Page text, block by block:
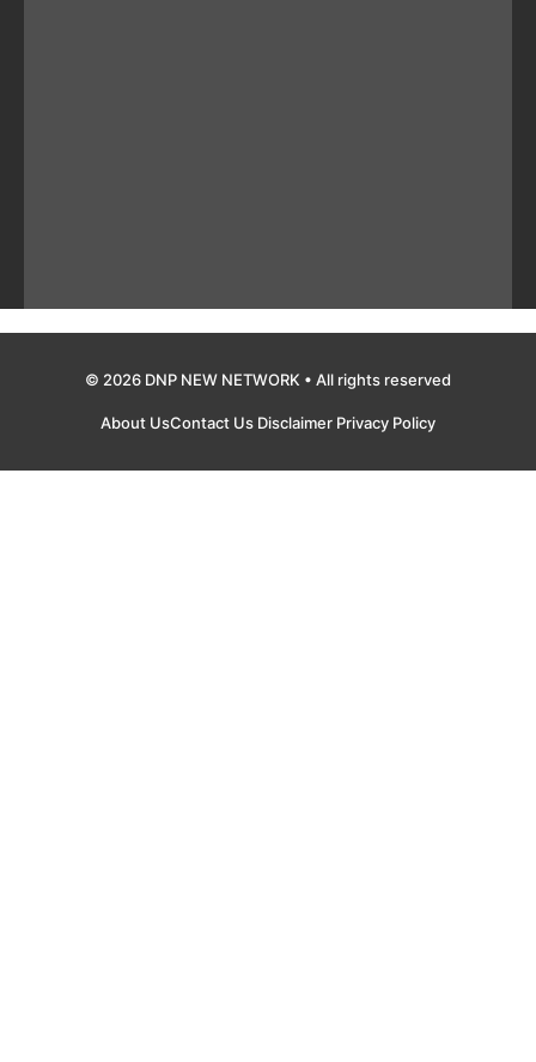
© 2026 DNP NEW NETWORK • All rights reserved
About UsContact Us Disclaimer Privacy Policy